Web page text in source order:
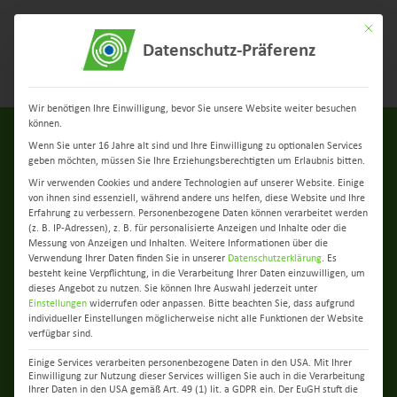
Menü
zurück zur Übersicht
EFB-Schulung mit Glasfaser-
Experten begeistert
Techniker der Region Berlin-
Mit
Datenschutz-Präferenz
Wir benötigen Ihre Einwilligung, bevor Sie unsere Website weiter besuchen
können.
Wenn Sie unter 16 Jahre alt sind und Ihre Einwilligung zu optionalen Services
geben möchten, müssen Sie Ihre Erziehungsberechtigten um Erlaubnis bitten.
Wir verwenden Cookies und andere Technologien auf unserer Website. Einige
von ihnen sind essenziell, während andere uns helfen, diese Website und Ihre
Erfahrung zu verbessern. Personenbezogene Daten können verarbeitet werden
(z. B. IP-Adressen), z. B. für personalisierte Anzeigen und Inhalte oder die
Messung von Anzeigen und Inhalten. Weitere Informationen über die
Verwendung Ihrer Daten finden Sie in unserer Datenschutzerklärung. Es
besteht keine Verpflichtung, in die Verarbeitung Ihrer Daten einzuwilligen, um
dieses Angebot zu nutzen. Sie können Ihre Auswahl jederzeit unter
Einstellungen widerrufen oder anpassen. Bitte beachten Sie, dass aufgrund
individueller Einstellungen möglicherweise nicht alle Funktionen der Website
verfügbar sind.
Einige Services verarbeiten personenbezogene Daten in den USA. Mit Ihrer
Einwilligung zur Nutzung dieser Services willigen Sie auch in die Verarbeitung
Ihrer Daten in den USA gemäß Art. 49 (1) lit. a GDPR ein. Der EuGH stuft die